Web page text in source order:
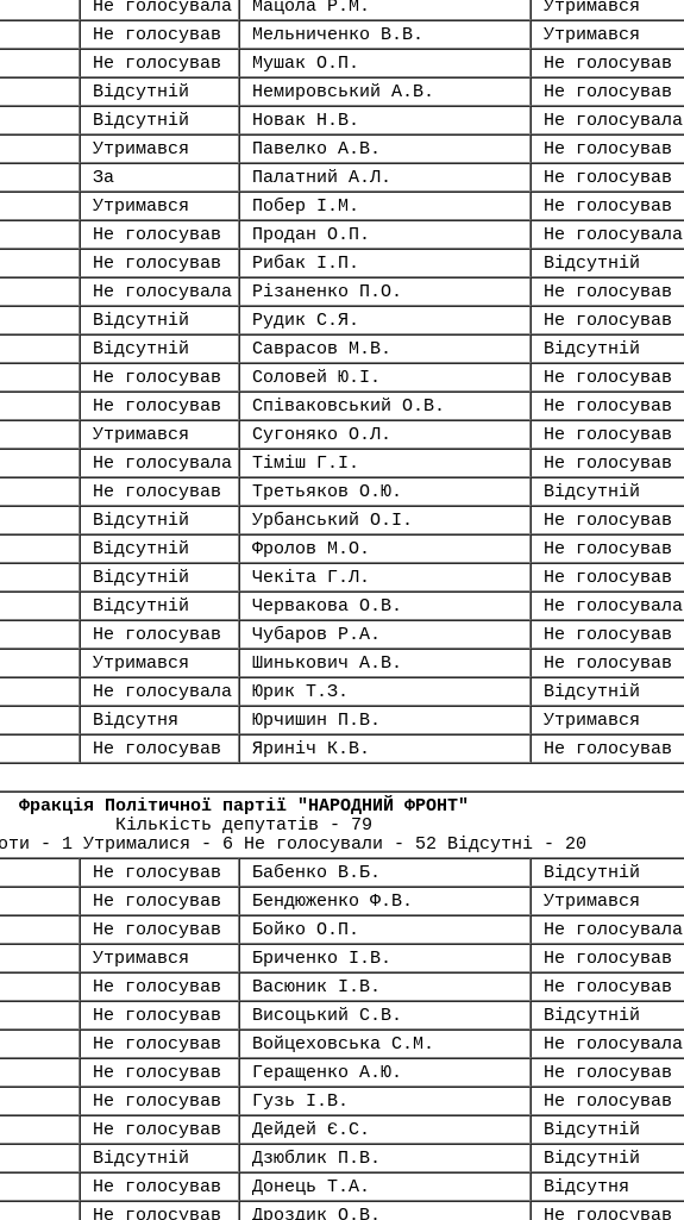
Не голосувала Мацола Р.М.
Утримався
Не голосував Мельниченко В.В.
Утримався
Не голосував Мушак О.П.
Не голосував
Відсутній Немировський А.В.
Не голосував
Відсутній Новак Н.В.
Не голосувала
Утримався Павелко А.В.
Не голосував
За Палатний А.Л.
Не голосував
Утримався Побер І.М.
Не голосував
Не голосував Продан О.П.
Не голосувала
Не голосував Рибак І.П.
Відсутній
Не голосувала Різаненко П.О.
Не голосував
Відсутній Рудик С.Я.
Не голосував
Відсутній Саврасов М.В.
Відсутній
Не голосував Соловей Ю.І.
Не голосував
Не голосував Співаковський О.В.
Не голосував
Утримався Сугоняко О.Л.
Не голосував
Не голосувала Тіміш Г.І.
Не голосував
Не голосував Третьяков О.Ю.
Відсутній
Відсутній Урбанський О.І.
Не голосував
Відсутній Фролов М.О.
Не голосував
Відсутній Чекіта Г.Л.
Не голосував
Відсутній Червакова О.В.
Не голосувала
Не голосував Чубаров Р.А.
Не голосував
Утримався Шинькович А.В.
Не голосував
Не голосувала Юрик Т.З.
Відсутній
Відсутня Юрчишин П.В.
Утримався
Не голосував Яриніч К.В. Не голосував
Фракція Політичної партії "НАРОДНИЙ ФРОНТ"
Кількість депутатів - 79
- 1 Утрималися - 6 Не голосували - 52 Відсутні - 20
Не голосував Бабенко В.Б.
Відсутній
Не голосував Бендюженко Ф.В.
Утримався
Не голосував Бойко О.П.
Не голосувала
Утримався Бриченко І.В.
Не голосував
Не голосував Васюник І.В.
Не голосував
Не голосував Висоцький С.В.
Відсутній
Не голосував Войцеховська С.М.
Не голосувала
Не голосував Геращенко А.Ю.
Не голосував
Не голосував Гузь І.В.
Не голосував
Не голосував Дейдей Є.С.
Відсутній
Відсутній Дзюблик П.В.
Відсутній
Не голосував Донець Т.А.
Відсутня
Не голосував Дроздик О.В.
Не голосував